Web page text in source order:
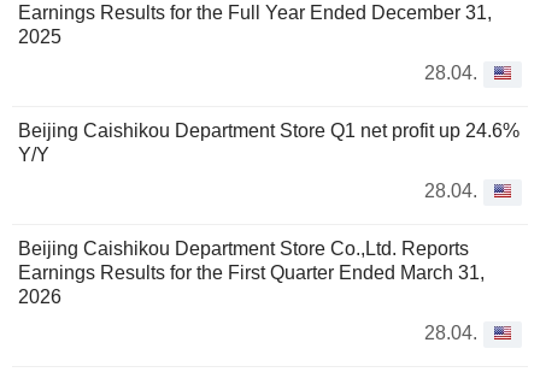
Earnings Results for the Full Year Ended December 31,
2025
28.04.
Beijing Caishikou Department Store Q1 net profit up 24.6%
Y/Y
28.04.
Beijing Caishikou Department Store Co.,Ltd. Reports
Earnings Results for the First Quarter Ended March 31,
2026
28.04.